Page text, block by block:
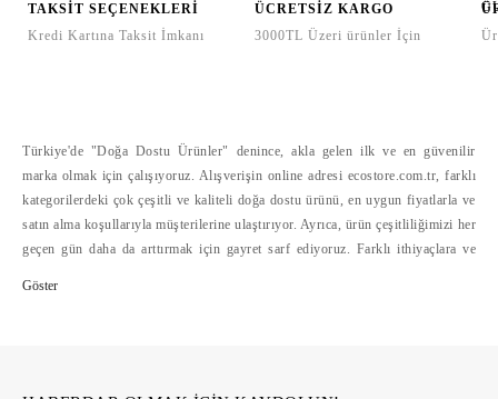
TAKSİT SEÇENEKLERİ
Kredi Kartına Taksit İmkanı
ÜCRETSİZ KARGO
3000TL Üzeri ürünler İçin
Türkiye'de "Doğa Dostu Ürünler" denince, akla gelen ilk ve en güvenilir
marka olmak için çalışıyoruz. Alışverişin online adresi ecostore.com.tr, farklı
kategorilerdeki çok çeşitli ve kaliteli doğa dostu ürünü, en uygun fiyatlarla ve
satın alma koşullarıyla müşterilerine ulaştırıyor. Ayrıca, ürün çeşitliliğimizi her
geçen gün daha da arttırmak için gayret sarf ediyoruz. Farklı ithiyaçlara ve